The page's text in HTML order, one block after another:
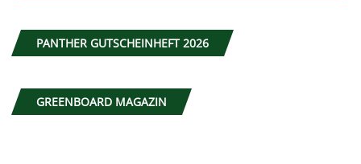
PANTHER GUTSCHEINHEFT 2026
GREENBOARD MAGAZIN